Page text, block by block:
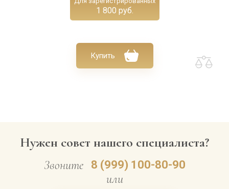
1 800 руб.
Купить
Нужен совет нашего специалиста?
Звоните 8 (999) 100-80-90
или